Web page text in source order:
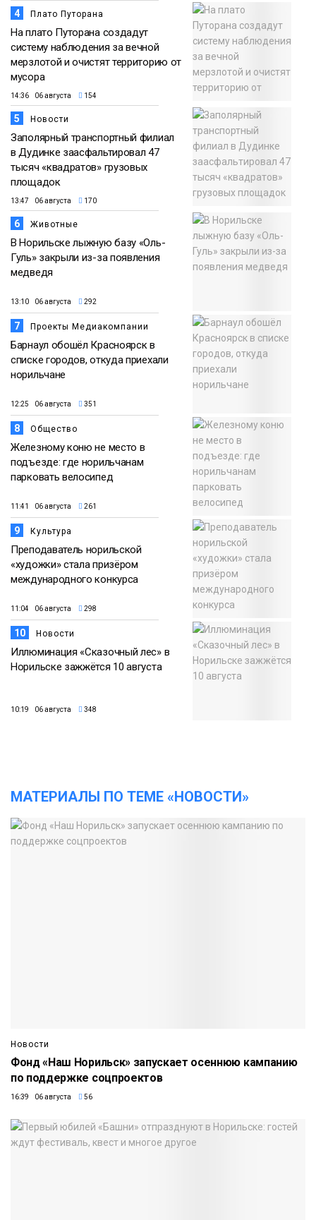
4 Плато Путорана
На плато Путорана создадут
систему наблюдения за вечной
мерзлотой и очистят территорию от
мусора
14:36 06 августа 154
5 Новости
Заполярный транспортный филиал
в Дудинке заасфальтировал 47
тысяч «квадратов» грузовых
площадок
13:47 06 августа 170
6 Животные
В Норильске лыжную базу «Оль-
Гуль» закрыли из-за появления
медведя
13:10 06 августа 292
7 Проекты Медиакомпании
Барнаул обошёл Красноярск в
списке городов, откуда приехали
норильчане
12:25 06 августа 351
8 Общество
Железному коню не место в
подъезде: где норильчанам
парковать велосипед
11:41 06 августа 261
9 Культура
Преподаватель норильской
«художки» стала призёром
международного конкурса
11:04 06 августа 298
10 Новости
Иллюминация «Сказочный лес» в
Норильске зажжётся 10 августа
10:19 06 августа 348
МАТЕРИАЛЫ ПО ТЕМЕ «НОВОСТИ»
Новости
Фонд «Наш Норильск» запускает осеннюю кампанию
по поддержке соцпроектов
16:39 06 августа 56